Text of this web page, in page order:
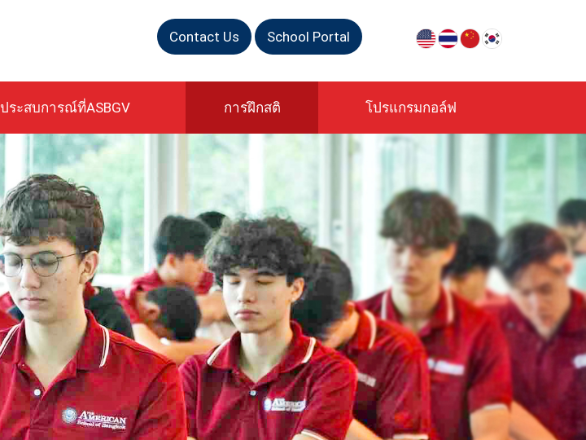
Contact Us School Portal
ประสบการณ์ที่ASBGV การฝึกสติ โปรแกรมกอล์ฟ